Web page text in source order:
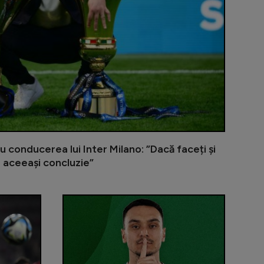
conducerea lui Inter Milano: ”Dacă faceți și
concluzie”
Olaru! Union Saint-Giloise, victorie dramatică
Dennis Man, pe lista unui club din Europa! Ar